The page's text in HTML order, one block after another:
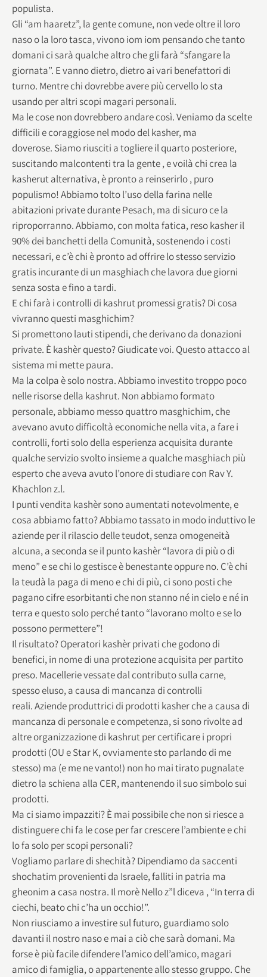
populista.
Gli “am haaretz”, la gente comune, non vede oltre il loro
naso o la loro tasca, vivono iom iom pensando che tanto
domani ci sarà qualche altro che gli farà “sfangare la
giornata”. E vanno dietro, dietro ai vari benefattori di
turno. Mentre chi dovrebbe avere più cervello lo sta
usando per altri scopi magari personali.
Ma le cose non dovrebbero andare così. Veniamo da scelte
difficili e coraggiose nel modo del kasher, ma
doverose. Siamo riusciti a togliere il quarto posteriore,
suscitando malcontenti tra la gente , e voilà chi crea la
kasherut alternativa, è pronto a reinserirlo , puro
populismo! Abbiamo tolto l’uso della farina nelle
abitazioni private durante Pesach, ma di sicuro ce la
riproporranno. Abbiamo, con molta fatica, reso kasher il
90% dei banchetti della Comunità, sostenendo i costi
necessari, e c’è chi è pronto ad offrire lo stesso servizio
gratis incurante di un masghiach che lavora due giorni
senza sosta e fino a tardi.
E chi farà i controlli di kashrut promessi gratis? Di cosa
vivranno questi masghichim?
Si promettono lauti stipendi, che derivano da donazioni
private. È kashèr questo? Giudicate voi. Questo attacco al
sistema mi mette paura.
Ma la colpa è solo nostra. Abbiamo investito troppo poco
nelle risorse della kashrut. Non abbiamo formato
personale, abbiamo messo quattro masghichim, che
avevano avuto difficoltà economiche nella vita, a fare i
controlli, forti solo della esperienza acquisita durante
qualche servizio svolto insieme a qualche masghiach più
esperto che aveva avuto l’onore di studiare con Rav Y.
Khachlon z.l.
I punti vendita kashèr sono aumentati notevolmente, e
cosa abbiamo fatto? Abbiamo tassato in modo induttivo le
aziende per il rilascio delle teudot, senza omogeneità
alcuna, a seconda se il punto kashèr “lavora di più o di
meno” e se chi lo gestisce è benestante oppure no. C’è chi
la teudà la paga di meno e chi di più, ci sono posti che
pagano cifre esorbitanti che non stanno né in cielo e né in
terra e questo solo perché tanto “lavorano molto e se lo
possono permettere”!
Il risultato? Operatori kashèr privati che godono di
benefici, in nome di una protezione acquisita per partito
preso. Macellerie vessate dal contributo sulla carne,
spesso eluso, a causa di mancanza di controlli
reali. Aziende produttrici di prodotti kasher che a causa di
mancanza di personale e competenza, si sono rivolte ad
altre organizzazione di kashrut per certificare i propri
prodotti (OU e Star K, ovviamente sto parlando di me
stesso) ma (e me ne vanto!) non ho mai tirato pugnalate
dietro la schiena alla CER, mantenendo il suo simbolo sui
prodotti.
Ma ci siamo impazziti? È mai possibile che non si riesce a
distinguere chi fa le cose per far crescere l’ambiente e chi
lo fa solo per scopi personali?
Vogliamo parlare di shechità? Dipendiamo da saccenti
shochatim provenienti da Israele, falliti in patria ma
gheonim a casa nostra. Il morè Nello z”l diceva , “In terra di
ciechi, beato chi c’ha un occhio!”.
Non riusciamo a investire sul futuro, guardiamo solo
davanti il nostro naso e mai a ciò che sarà domani. Ma
forse è più facile difendere l’amico dell’amico, magari
amico di famiglia, o appartenente allo stesso gruppo. Che